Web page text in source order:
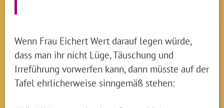
Wenn Frau Eichert Wert darauf legen würde,
dass man ihr nicht Lüge, Täuschung und
Irreführung vorwerfen kann, dann müsste auf der
Tafel ehrlicherweise sinngemäß stehen: